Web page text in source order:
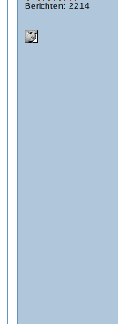
Berichten: 2214